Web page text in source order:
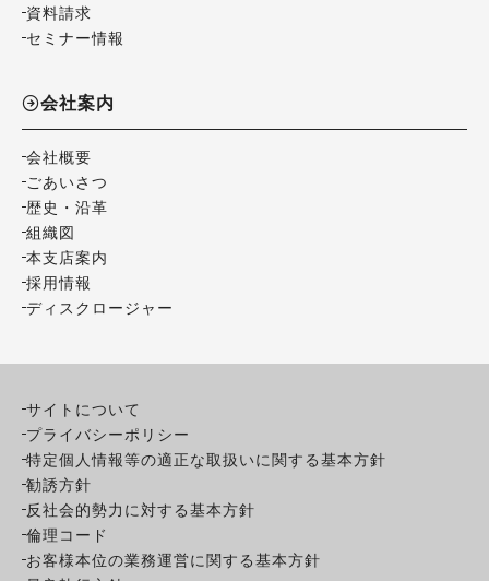
資料請求
セミナー情報
会社案内
会社概要
ごあいさつ
歴史・沿革
組織図
本支店案内
採用情報
ディスクロージャー
サイトについて
プライバシーポリシー
特定個人情報等の適正な取扱いに関する基本方針
勧誘方針
反社会的勢力に対する基本方針
倫理コード
お客様本位の業務運営に関する基本方針